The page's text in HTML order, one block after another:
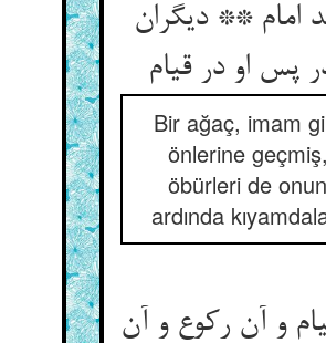
امام ** دیگران
پس او در قیام
Bir ağaç, imam
önlerine geçmiş,
öbürleri de onun
ardında
و آن رکوع و آن